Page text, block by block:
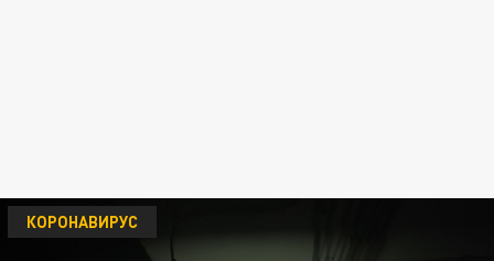
КОРОНАВИРУС